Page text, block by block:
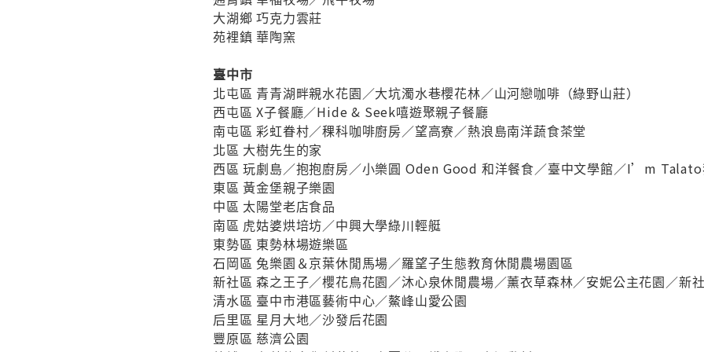
大湖鄉 巧克力雲莊
苑裡鎮 華陶窯
臺中市
北屯區 青青湖畔親水花園／大坑濁水巷櫻花林／山河戀咖啡（綠野山莊）
西屯區 X子餐廳／Hide & Seek嘻遊聚親子餐廳
南屯區 彩虹眷村／稞科咖啡廚房／望高寮／熱浪島南洋蔬食茶堂
北區 大樹先生的家
西區 玩劇島／抱抱廚房／小樂圓 Oden Good 和洋餐食／臺中文學館／I’m Talato
東區 黃金堡親子樂園
中區 太陽堂老店食品
南區 虎姑婆烘培坊／中興大學綠川輕艇
東勢區 東勢林場遊樂區
石岡區 兔樂園＆京葉休閒馬場／羅望子生態教育休閒農場園區
新社區 森之王子／櫻花鳥花園／沐心泉休閒農場／薰衣草森林／安妮公主花園／新
清水區 臺中市港區藝術中心／鰲峰山愛公園
后里區 星月大地／沙發后花園
豐原區 慈濟公園